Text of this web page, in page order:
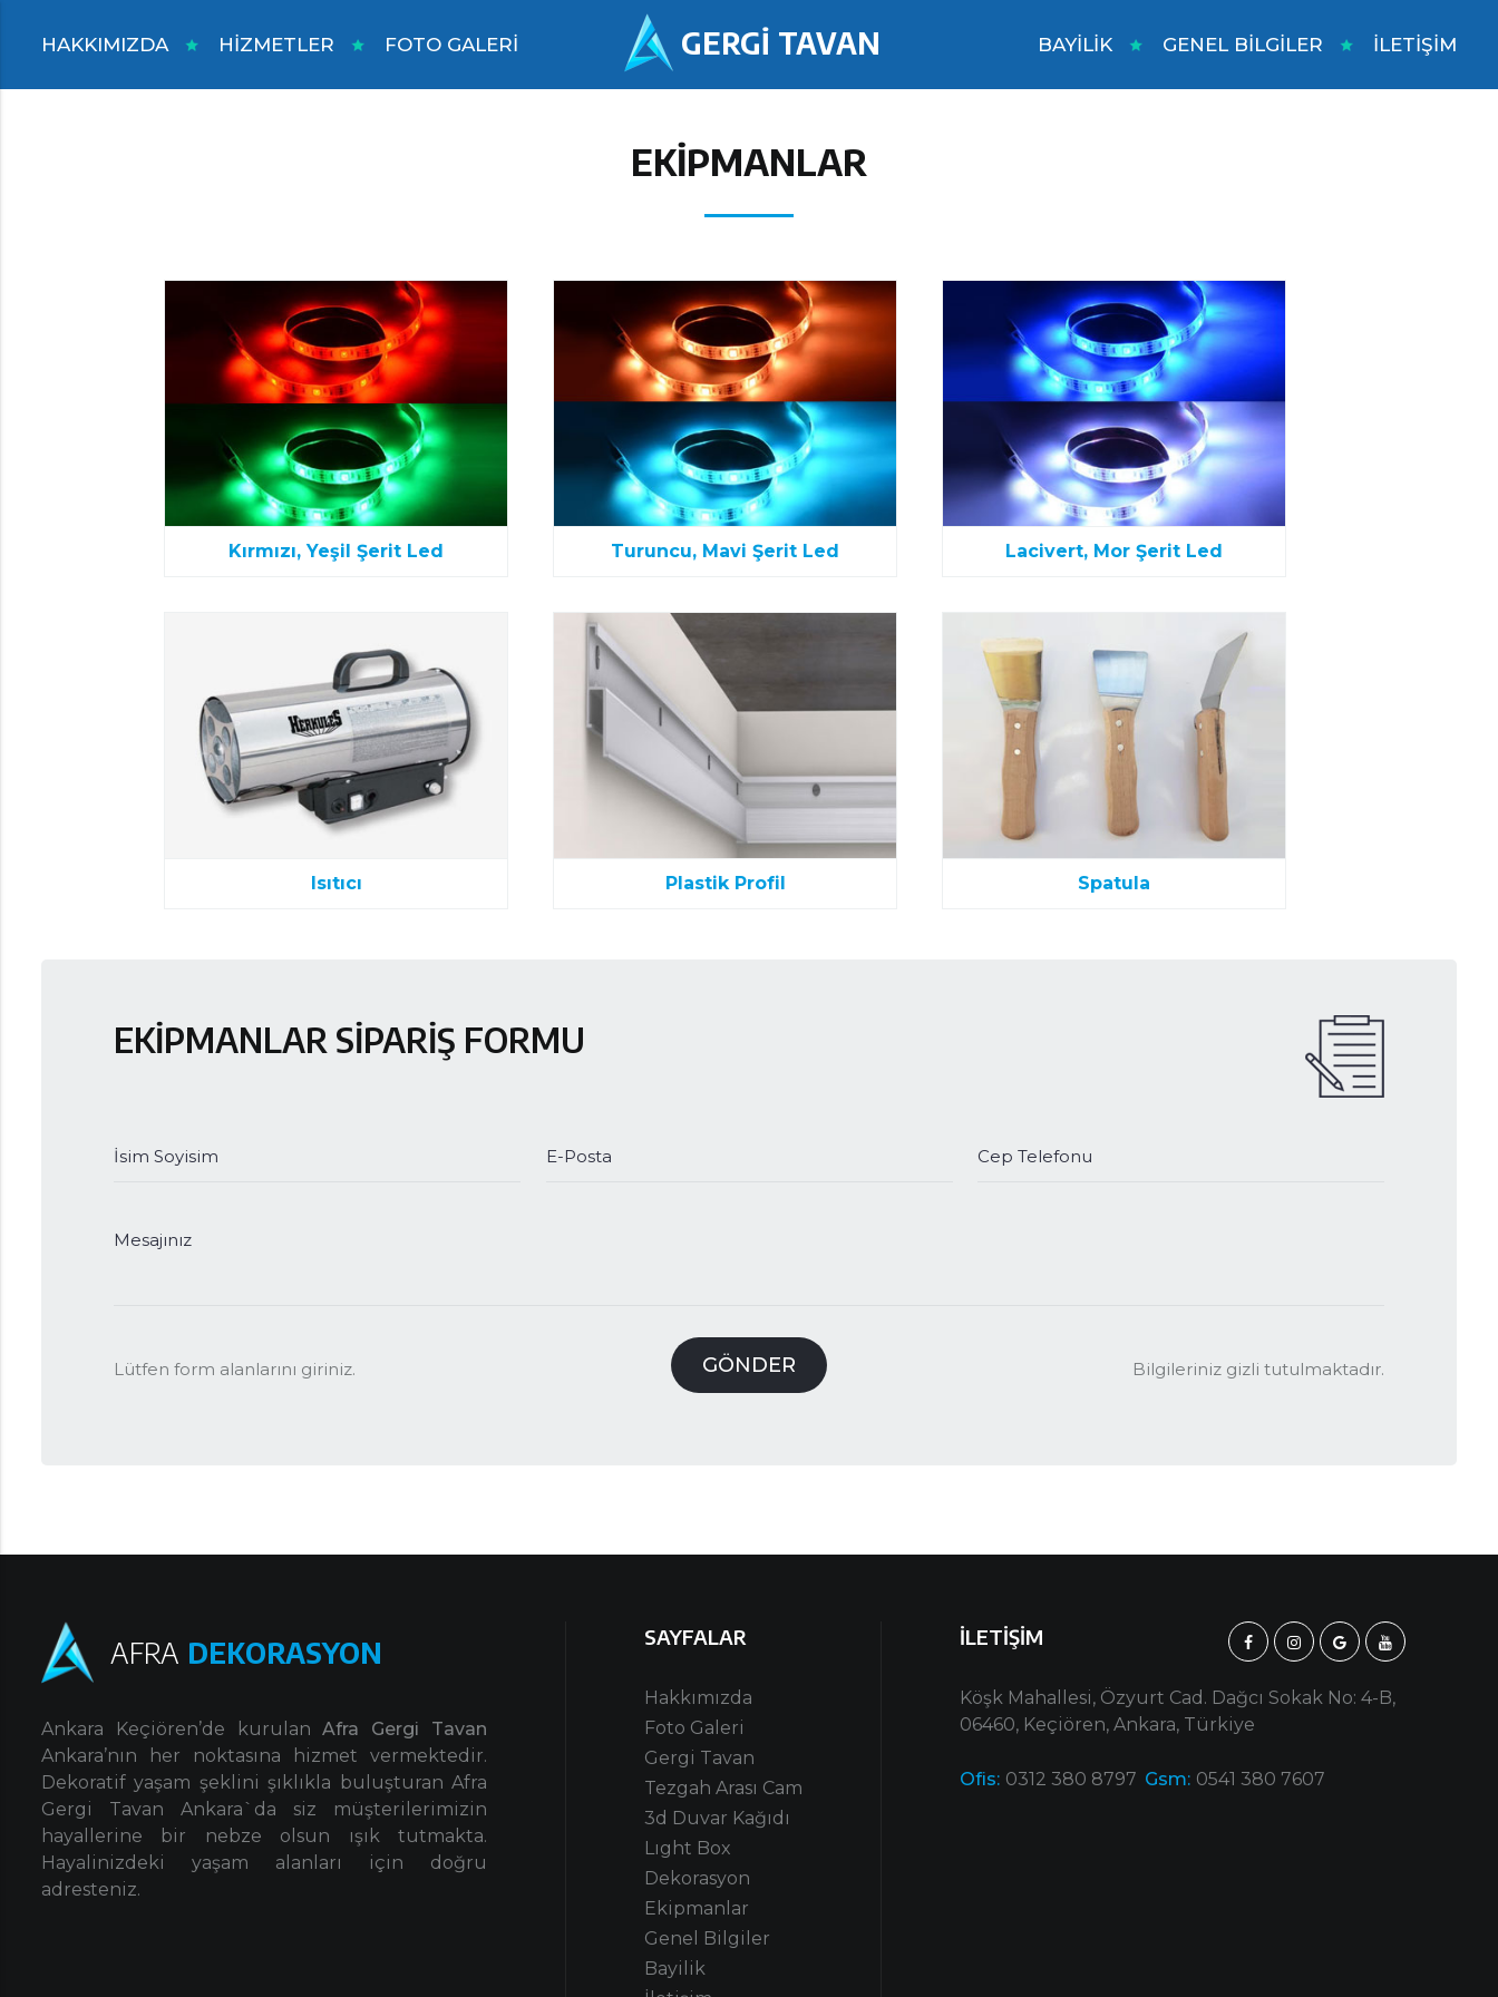
GERGİ TAVAN
HAKKIMIZDA HİZMETLER FOTO GALERİ BAYİLİK GENEL BİLGİLER İLETİŞİM
EKİPMANLAR
Kırmızı, Yeşil Şerit Led Turuncu, Mavi Şerit Led Lacivert, Mor Şerit Led
Isıtıcı Plastik Profil Spatula
EKİPMANLAR SİPARİŞ FORMU
İsim Soyisim E-Posta Cep Telefonu
Mesajınız
Lütfen form alanlarını giriniz. GÖNDER Bilgileriniz gizli tutulmaktadır.
AFRA DEKORASYON
Ankara Keçiören’de kurulanAfra Gergi Tavan
Ankara’nın her noktasına hizmet vermektedir.
Dekoratif yaşam şeklini şıklıkla buluşturan Afra
Gergi Tavan Ankara`da siz müşterilerimizin
hayallerine bir nebze olsun ışık tutmakta.
Hayalinizdeki yaşam alanları için doğru
adresteniz.
SAYFALAR
Hakkımızda
Foto Galeri
Gergi Tavan
Tezgah Arası Cam
3d Duvar Kağıdı
Lıght Box
Dekorasyon
Ekipmanlar
Genel Bilgiler
Bayilik
İLETİŞİM
Köşk Mahallesi, Özyurt Cad. Dağcı Sokak No: 4-B,
06460, Keçiören, Ankara, Türkiye
Ofis: 0312 380 8797 Gsm: 0541 380 7607